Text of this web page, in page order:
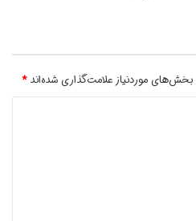
بخش‌های موردنیاز علامت‌گذاری شده‌اند*